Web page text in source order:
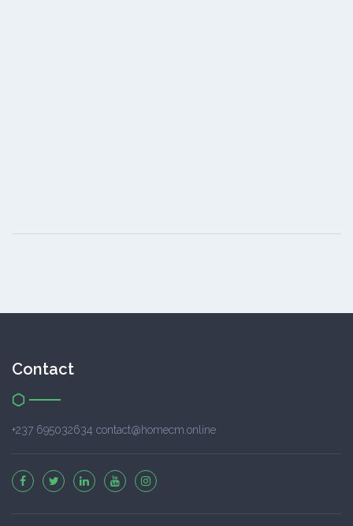
Contact
+237 695032634 contact@homecm.online